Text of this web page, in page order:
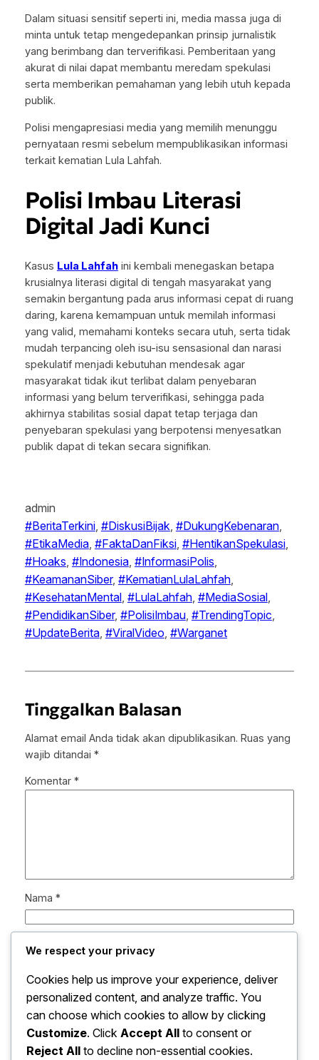
Dalam situasi sensitif seperti ini, media massa juga di
minta untuk tetap mengedepankan prinsip jurnalistik
yang berimbang dan terverifikasi. Pemberitaan yang
akurat di nilai dapat membantu meredam spekulasi
serta memberikan pemahaman yang lebih utuh kepada
publik.
Polisi mengapresiasi media yang memilih menunggu
pernyataan resmi sebelum mempublikasikan informasi
terkait kematian Lula Lahfah.
Polisi Imbau Literasi
Digital Jadi Kunci
Kasus Lula Lahfahini kembali menegaskan betapa
krusialnya literasi digital di tengah masyarakat yang
semakin bergantung pada arus informasi cepat di ruang
daring, karena kemampuan untuk memilah informasi
yang valid, memahami konteks secara utuh, serta tidak
mudah terpancing oleh isu-isu sensasional dan narasi
spekulatif menjadi kebutuhan mendesak agar
masyarakat tidak ikut terlibat dalam penyebaran
informasi yang belum terverifikasi, sehingga pada
akhirnya stabilitas sosial dapat tetap terjaga dan
penyebaran spekulasi yang berpotensi menyesatkan
publik dapat di tekan secara signifikan.
admin
#BeritaTerkini, #DiskusiBijak, #DukungKebenaran
#EtikaMedia, #FaktaDanFiksi, #HentikanSpekulasi
#Hoaks, #Indonesia, #InformasiPolis
#KeamananSiber, #KematianLulaLahfah
#KesehatanMental, #LulaLahfah, #MediaSosial
#PendidikanSiber, #PolisiImbau, #TrendingTopic
#UpdateBerita, #ViralVideo, #Warganet
Tinggalkan Balasan
Alamat email Anda tidak akan dipublikasikan. Ruas yang
wajib ditandai *
Komentar *
Nama *
Situs Web
Simpan nama, email, dan situs web saya pada
peramban ini untuk komentar saya berikutnya.
We respect your privacy
Cookies help us improve your experience, deliver
personalized content, and analyze traffic. You
can choose which cookies to allow by clicking
Customize. Click Accept All to consent or
Reject All to decline non-essential cookies.